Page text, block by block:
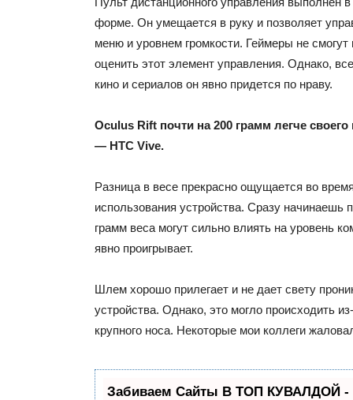
форме. Он умещается в руку и позволяет
меню и уровнем громкости. Геймеры не смогут
оценить этот элемент управления. Однако,
кино и сериалов он явно придется по нраву.
Oculus Rift почти на 200 грамм легче своего
— HTC Vive.
Разница в весе прекрасно ощущается во
использования устройства. Сразу начинаешь
грамм веса могут сильно влиять на уровень
явно проигрывает.
Шлем хорошо прилегает и не дает свету
устройства. Однако, это могло происходить
крупного носа. Некоторые мои коллеги
Забиваем Сайты В ТОП КУВАЛДОЙ -